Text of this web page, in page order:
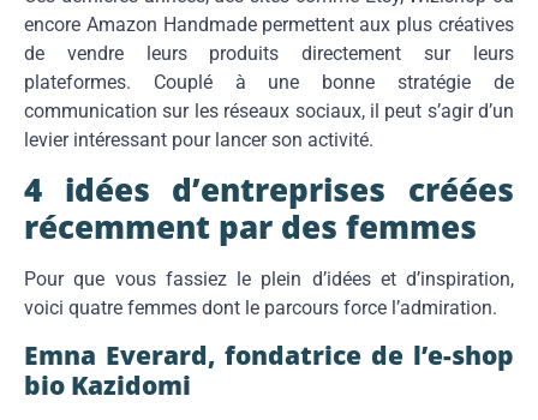
encore Amazon Handmade permettent aux plus créatives
de vendre leurs produits directement sur leurs
plateformes. Couplé à une bonne stratégie de
communication sur les réseaux sociaux, il peut s’agir d’un
levier intéressant pour lancer son activité.
4 idées d’entreprises créées
récemment par des femmes
Pour que vous fassiez le plein d’idées et d’inspiration,
voici quatre femmes dont le parcours force l’admiration.
Emna Everard, fondatrice de l’e-shop
bio Kazidomi